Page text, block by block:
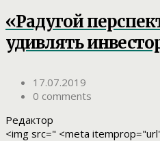
«Радугой
удивлять
17.07.2019
0 comments
Редактор
<img src=" <meta